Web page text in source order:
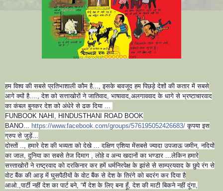
हम विश्व की सबसे प्रतिभाशाली कौम है..., इसके बावजूद हम पिछड़े देशों की कतार में सबसे
आगे क्यों है...., देश को सत्ताखोरों ने जातिवाद, भाषावाद,अलगाववाद के धागे से भ्रष्टाचारवाद
का कंबल बुनकर देश को अंधेरे से ढक दिया ...
FUNBOOK NAHI, HINDUSTHANI ROAD BOOK
BANO... https://www.facebook.com/groups/576195052426683/ कृपया इस
ग्रुप से जुड़ें...
दोस्तों .., हमारे देश की भव्यता को देखे ... दक्षिण एशिया मेंसबसे ज्यादा उपजाऊ जमीन, नदियों
का जाल, दुनिया का सबसे तेज दिमाग , लोहे व अन्य खदानों का भण्डार ...लेकिन हमारे
सत्त्ताखोरों ने राष्ट्रवाद को दरकिनार कर हमें धर्मनिरपेक्ष के झांसे से साम्प्रयवाद के छुपे रंग से
वोट बैंक की आड़ में घुसपैठीयों के वोट बैंक से देश के तिरंगे को बदरंग कर दिया है
आओ.,पार्टी नहीं देश का पार्ट बने, “मैं देश के लिए बना हूँ, देश की माटी बिकने नहीं दूंगा,